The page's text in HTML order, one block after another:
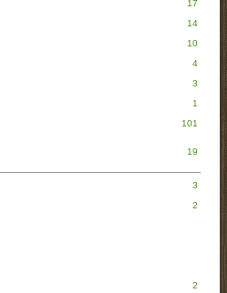
17
14
10
4
3
1
101
19
3
2
2